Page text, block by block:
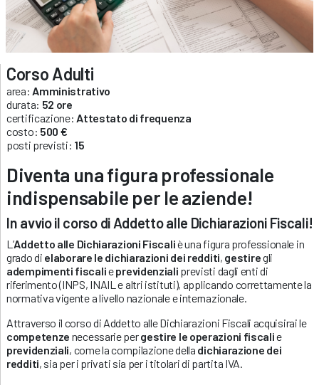
Corso Adulti
area: Amministrativo
durata: 52 ore
certificazione: Attestato di frequenza
costo: 500 €
posti previsti: 15
Diventa una figura professionale
indispensabile per le aziende!
In avvio il corso di Addetto alle Dichiarazioni Fiscali!
L’Addetto alle Dichiarazioni Fiscaliè una figura professionale in
grado di elaborare le dichiarazioni dei redditi, gestiregli
adempimenti fiscalieprevidenziali previsti dagli enti di
riferimento (INPS, INAIL e altri istituti), applicando correttamente la
normativa vigente a livello nazionale e internazionale.
Attraverso il corso di Addetto alle Dichiarazioni Fiscali acquisirai le
competenze necessarie pergestire le operazioni fiscalie
previdenziali, come la compilazione della dichiarazione dei
redditi, sia per i privati sia per i titolari di partita IVA.